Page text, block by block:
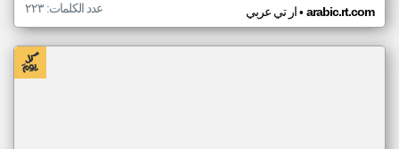
ار تي عربي• arabic.rt.com عدد الكلمات: ٢٢٣